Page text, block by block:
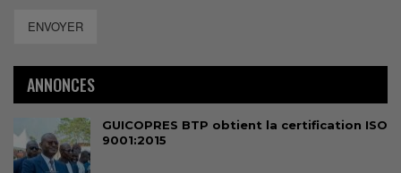
ENVOYER
ANNONCES
GUICOPRES BTP obtient la certification ISO
9001:2015